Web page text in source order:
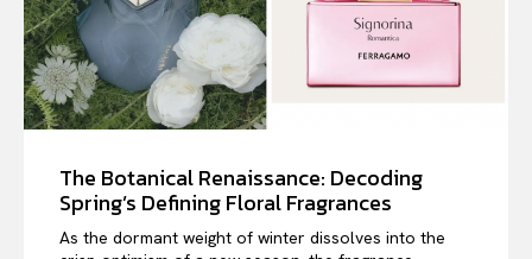
The Botanical Renaissance: Decoding
Spring’s Defining Floral Fragrances
As the dormant weight of winter dissolves into the